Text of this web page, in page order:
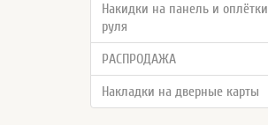
Накидки на панель и оплётки
руля
РАСПРОДАЖА
Накладки на дверные карты